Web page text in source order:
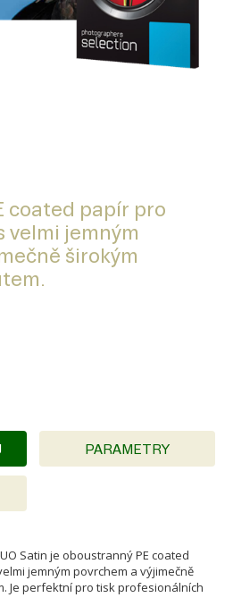
coated papír pro
velmi jemným
širokým
PARAMETRY
Satin je oboustranný PE coated
jemným povrchem a výjimečně
Je perfektní pro tisk profesionálních